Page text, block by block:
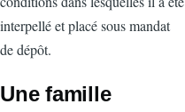
interpellé et placé sous mandat
de dépôt.
Une famille